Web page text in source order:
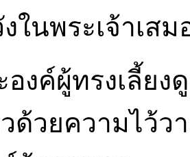
ในพระเจ้าเสม
องค์ผู้ทรงเลี้ยงดู
ด้วยความไว้ว